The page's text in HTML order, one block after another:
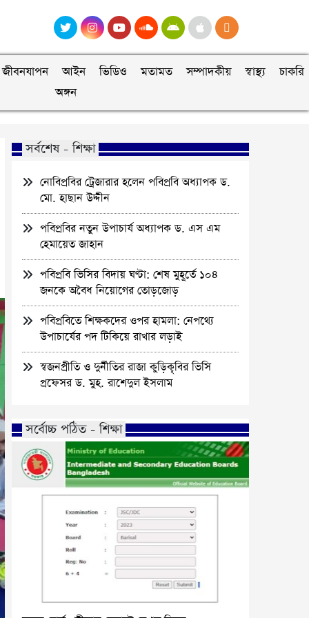
জীবনযাপন
আইন
অঙ্গন
ভিডিও মতামত সম্পাদকীয় স্বাস্থ্য চাকরি
সর্বশেষ - শিক্ষা
নোবিপ্রবির ট্রেজারার হলেন পবিপ্রবি অধ্যাপক ড.
মো. হাছান উদ্দীন
পবিপ্রবির নতুন উপাচার্য অধ্যাপক ড. এস এম
হেমায়েত জাহান
পবিপ্রবি ভিসির বিদায় ঘণ্টা: শেষ মুহূর্তে ১০৪
জনকে অবৈধ নিয়োগের তোড়জোড়
পবিপ্রবিতে শিক্ষকদের ওপর হামলা: নেপথ্যে
উপাচার্যের পদ টিকিয়ে রাখার লড়াই
স্বজনপ্রীতি ও দুর্নীতির রাজা কুড়িকৃবির ভিসি
প্রফেসর ড. মুহ. রাশেদুল ইসলাম
সর্বোচ্চ পঠিত - শিক্ষা